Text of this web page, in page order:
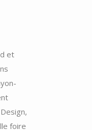
et
foire